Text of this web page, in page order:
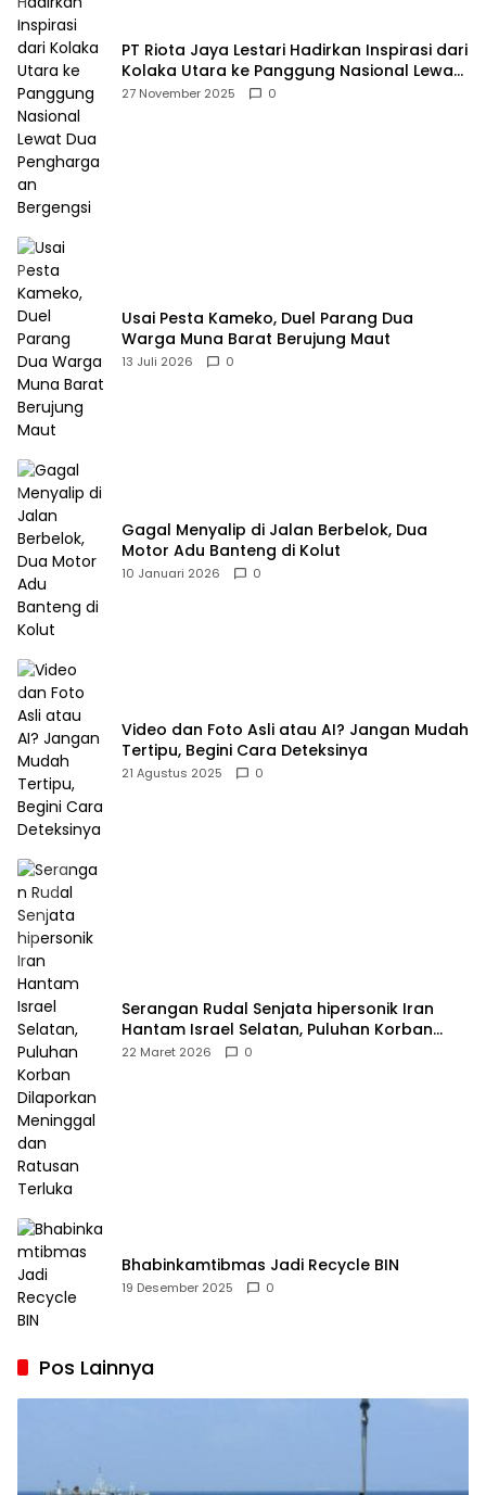
PT Riota Jaya Lestari Hadirkan Inspirasi dari
Kolaka Utara ke Panggung Nasional Lewat
Dua Penghargaan Bergengsi
27 November 2025 0
Usai Pesta Kameko, Duel Parang Dua
Warga Muna Barat Berujung Maut
13 Juli 2026 0
Gagal Menyalip di Jalan Berbelok, Dua
Motor Adu Banteng di Kolut
10 Januari 2026 0
Video dan Foto Asli atau AI? Jangan Mudah
Tertipu, Begini Cara Deteksinya
21 Agustus 2025 0
Serangan Rudal Senjata hipersonik Iran
Hantam Israel Selatan, Puluhan Korban
Dilaporkan Meninggal dan Ratusan Terluka
22 Maret 2026 0
Bhabinkamtibmas Jadi Recycle BIN
19 Desember 2025 0
Pos Lainnya